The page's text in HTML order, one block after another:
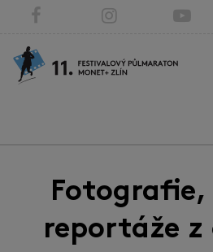
Fotografie,
reportáže z